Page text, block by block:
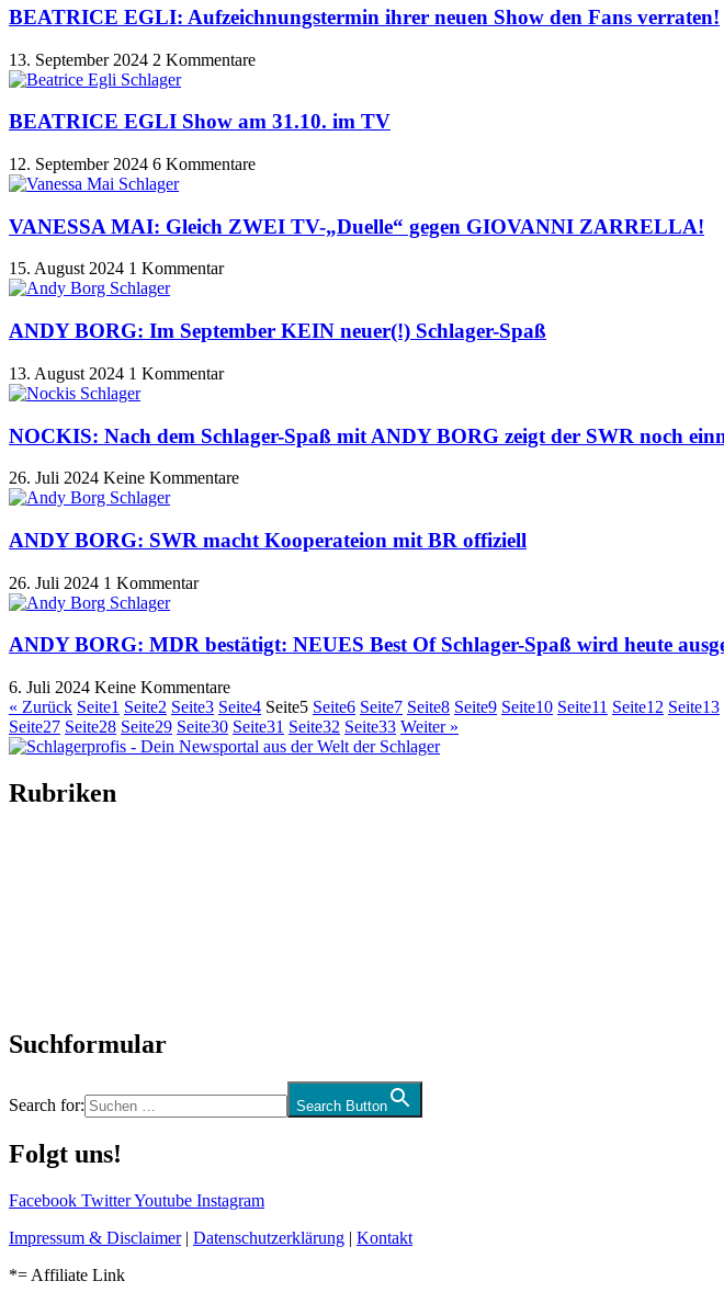
BEATRICE EGLI: Aufzeichnungstermin ihrer neuen Show den Fans verraten!
13. September 2024 2 Kommentare
BEATRICE EGLI Show am 31.10. im TV
12. September 2024 6 Kommentare
VANESSA MAI: Gleich ZWEI TV-„Duelle“ gegen GIOVANNI ZARRELLA!
15. August 2024 1 Kommentar
ANDY BORG: Im September KEIN neuer(!) Schlager-Spaß
13. August 2024 1 Kommentar
NOCKIS: Nach dem Schlager-Spaß mit ANDY BORG zeigt der SWR noch
26. Juli 2024 Keine Kommentare
ANDY BORG: SWR macht Kooperateion mit BR offiziell
26. Juli 2024 1 Kommentar
ANDY BORG: MDR bestätigt: NEUES Best Of Schlager-Spaß wird heute
6. Juli 2024 Keine Kommentare
« Zurück Seite1 Seite2 Seite3 Seite4 Seite5 Seite6 Seite7 Seite8 Seite9 Seite10 Seite11 Seite12 Seite13
Seite27 Seite28 Seite29 Seite30 Seite31 Seite32 Seite33 Weiter »
Rubriken
Suchformular
Search for: Search Button
Folgt uns!
Facebook TwitterYoutube Instagram
Impressum & Disclaimer| Datenschutzerklärung | Kontakt
*= Affiliate Link